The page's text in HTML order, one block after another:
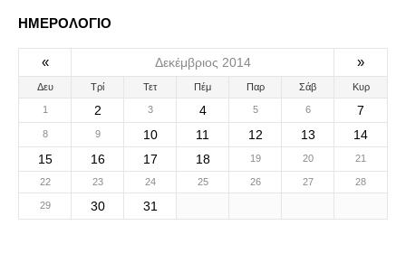
ΗΜΕΡΟΛΟΓΙΟ
« Δεκέμβριος 2014 »
Δευ Τρί Τετ Πέμ Παρ Σάβ Κυρ
1 2 3 4 5 6 7
8 9 10 11 12 13
14
15
16 17 18 19 20 21
22 23 24 25 26 27 28
29 30 31